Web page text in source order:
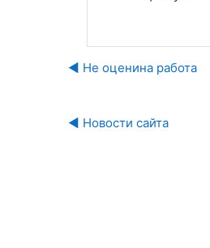
◀︎ Не оценина работа
◀︎ Новости сайта